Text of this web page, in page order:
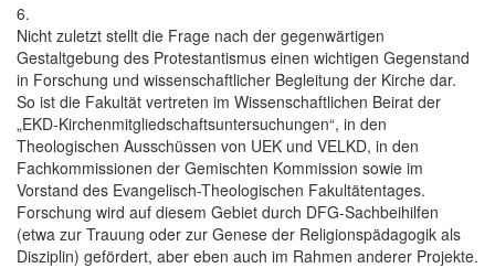
6.
Nicht zuletzt stellt die Frage nach der gegenwärtigen
Gestaltgebung des Protestantismus einen wichtigen Gegenstand
in Forschung und wissenschaftlicher Begleitung der Kirche dar.
So ist die Fakultät vertreten im Wissenschaftlichen Beirat der
„EKD-Kirchenmitgliedschaftsuntersuchungen“, in den
Theologischen Ausschüssen von UEK und VELKD, in den
Fachkommissionen der Gemischten Kommission sowie im
Vorstand des Evangelisch-Theologischen Fakultätentages.
Forschung wird auf diesem Gebiet durch DFG-Sachbeihilfen
(etwa zur Trauung oder zur Genese der Religionspädagogik als
Disziplin) gefördert, aber eben auch im Rahmen anderer Projekte.